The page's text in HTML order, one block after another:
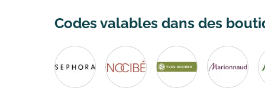
Codes valables dans des